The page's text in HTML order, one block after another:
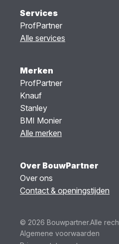
Services
ProfPartner
Alle services
Merken
ProfPartner
Knauf
Stanley
BMI Monier
Alle merken
Over BouwPartner
Over ons
Contact & openingstijden
© 2026 Bouwpartner.Alle
Algemene voorwaarden